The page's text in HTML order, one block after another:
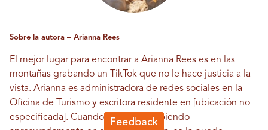
Sobre la autora – Arianna Rees
El mejor lugar para encontrar a Arianna Rees es en las
montañas grabando un TikTok que no le hace justicia a la
vista. Arianna es administradora de redes sociales en la
Oficina de Turismo y escritora residente en [ubicación no
especificada]. Cuando no está escribiendo